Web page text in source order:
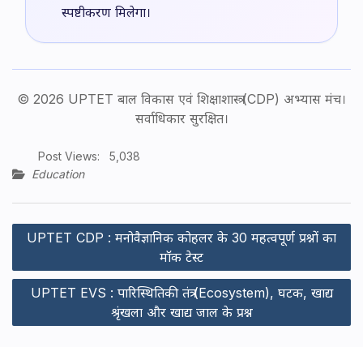
स्पष्टीकरण मिलेगा।
© 2026 UPTET बाल विकास एवं शिक्षाशास्त्र (CDP) अभ्यास मंच।
सर्वाधिकार सुरक्षित।
Post Views:
5,038
Education
Post
navigation
UPTET CDP : मनोवैज्ञानिक कोहलर के 30 महत्वपूर्ण प्रश्नों का
मॉक टेस्ट
UPTET EVS : पारिस्थितिकी तंत्र (Ecosystem), घटक, खाद्य
श्रृंखला और खाद्य जाल के प्रश्न